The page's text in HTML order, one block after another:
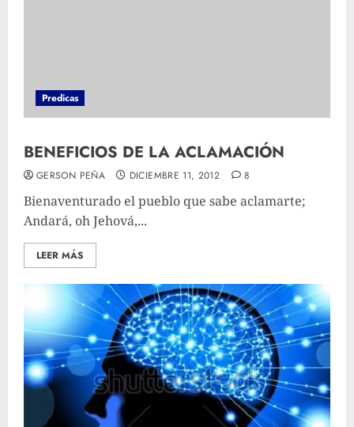
Predicas
BENEFICIOS DE LA ACLAMACIÓN
GERSON PEÑA DICIEMBRE 11, 2012 8
Bienaventurado el pueblo que sabe aclamarte;
Andará, oh Jehová,...
LEER MÁS